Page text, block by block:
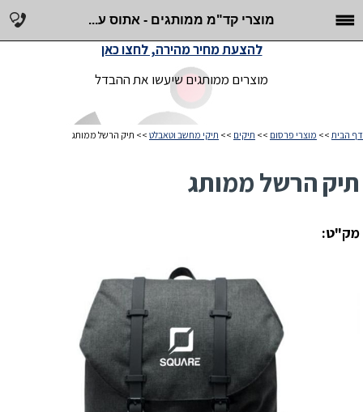
מוצרי קד"מ ממותגים - אתוס ע...
מוצרים ממותגים שיעשו את ההבדל
להצעת מחיר מהירה, לחצו כאן
דף הבית >> מוצרי פרסום >> תיקים >> תיקי מחשב וטאבלט >> תיק הרשל ממותג
תיק הרשל ממותג
מק"ט: